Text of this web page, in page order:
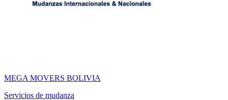
MEGA MOVERS BOLIVIA
Servicios de mudanza